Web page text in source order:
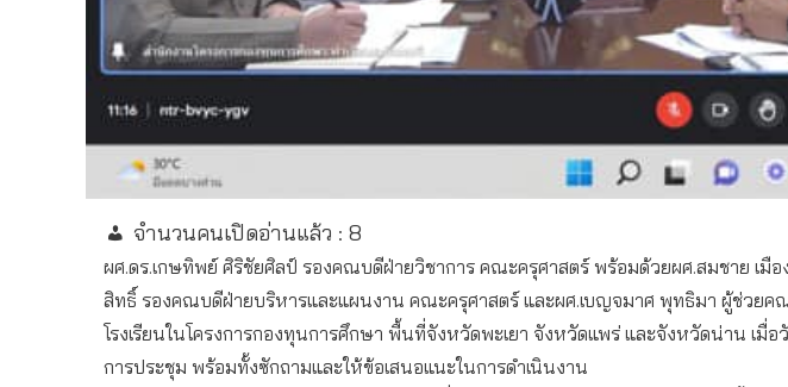
จำนวนคนเปิดอ่านแล้ว : 8
ผศ.ดร.เกษทิพย์ ศิริชัยศิลป์ รองคณบดีฝ่ายวิชาการ คณะครุศาสตร์ พร้อมด้วยผศ.สมชาย เมื
สิทธิ์ รองคณบดีฝ่ายบริหารและแผนงาน คณะครุศาสตร์ และผศ.เบญจมาศ พุทธิมา ผู้ช่วย
โรงเรียนในโครงการกองทุนการศึกษา พื้นที่จังหวัดพะเยา จังหวัดแพร่ และจังหวัดน่าน เ
การประชุม พร้อมทั้งซักถามและให้ข้อเสนอแนะในการดำเนินงาน